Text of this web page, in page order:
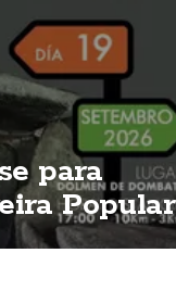
para
Popular